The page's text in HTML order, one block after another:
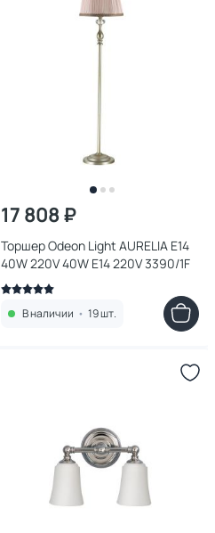
17 808 ₽
Торшер Odeon Light AURELIA E14
40W 220V 40W E14 220V 3390/1F
В наличии • 19 шт.